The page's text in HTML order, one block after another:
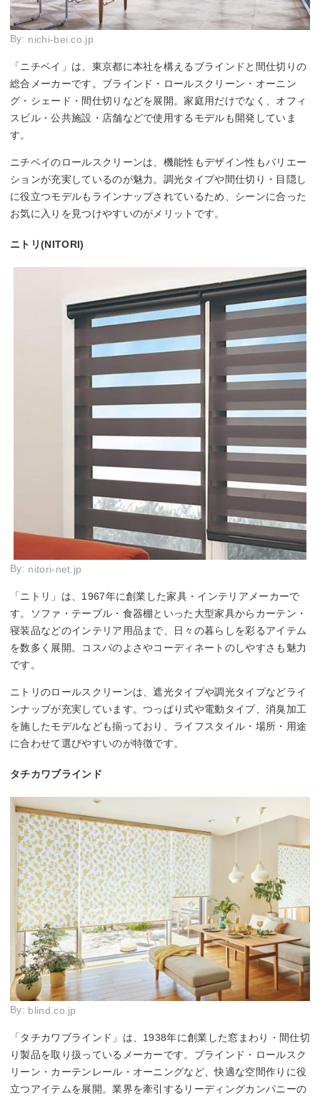
By: nichi-bei.co.jp
「ニチベイ」は、東京都に本社を構えるブラインドと間仕切りの
総合メーカーです。ブラインド・ロールスクリーン・オーニン
グ・シェード・間仕切りなどを展開。家庭用だけでなく、オフィ
スビル・公共施設・店舗などで使用するモデルも開発していま
す。
ニチベイのロールスクリーンは、機能性もデザイン性もバリエー
ションが充実しているのが魅力。調光タイプや間仕切り・目隠し
に役立つモデルもラインナップされているため、シーンに合った
お気に入りを見つけやすいのがメリットです。
ニトリ(NITORI)
By: nitori-net.jp
「ニトリ」は、1967年に創業した家具・インテリアメーカーで
す。ソファ・テーブル・食器棚といった大型家具からカーテン・
寝装品などのインテリア用品まで、日々の暮らしを彩るアイテム
を数多く展開。コスパのよさやコーディネートのしやすさも魅力
です。
ニトリのロールスクリーンは、遮光タイプや調光タイプなどライ
ンナップが充実しています。つっぱり式や電動タイプ、消臭加工
を施したモデルなども揃っており、ライフスタイル・場所・用途
に合わせて選びやすいのが特徴です。
タチカワブラインド
By: blind.co.jp
「タチカワブラインド」は、1938年に創業した窓まわり・間仕切
り製品を取り扱っているメーカーです。ブラインド・ロールスク
リーン・カーテンレール・オーニングなど、快適な空間作りに役
立つアイテムを展開。業界を牽引するリーディングカンパニーの